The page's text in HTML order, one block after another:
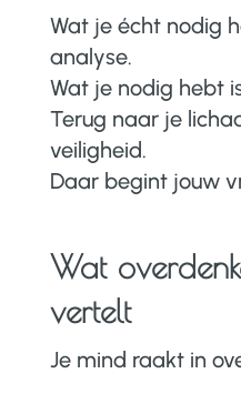
Wat je écht nodig
analyse.
Wat je nodig hebt
Terug naar je
veiligheid.
Daar begint jouw
Wat
vertelt
Je mind raakt in